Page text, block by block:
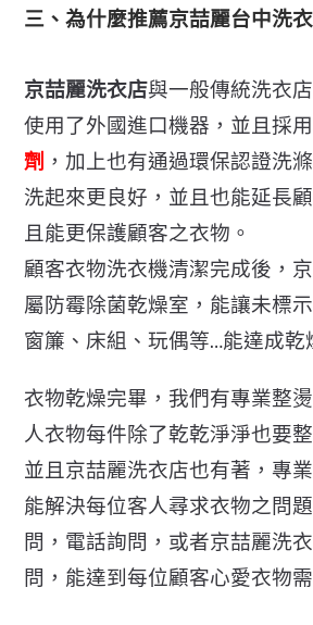
三、為什麼推薦京喆麗台中洗
京喆麗洗衣店與一般傳統洗衣
使用了外國進口機器，並且採用
劑 ，加上也有通過環保認證洗
洗起來更良好，並且也能延長
且能更保護顧客之衣物。
顧客衣物洗衣機清潔完成後，
屬防霉除菌乾燥室，能讓未標
窗簾、床組、玩偶等…能達成乾
衣物乾燥完畢，我們有專業整
人衣物每件除了乾乾淨淨也要
並且京喆麗洗衣店也有著，專
能解決每位客人尋求衣物之問
問，電話詢問，或者京喆麗洗
問，能達到每位顧客心愛衣物